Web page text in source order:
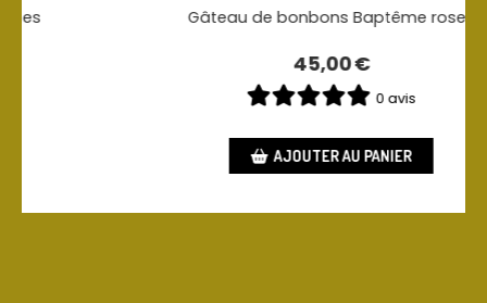
Le bonbon Rose sous cloche
2,00€
1 avis
AJOUTER AU PANIER